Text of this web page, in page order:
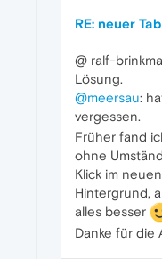
RE: neuer Tab
@ ralf-
Lösung.
@meersau:
vergessen.
Früher fand
ohne
Klick im
Hintergrund,
alles besser
Danke für die